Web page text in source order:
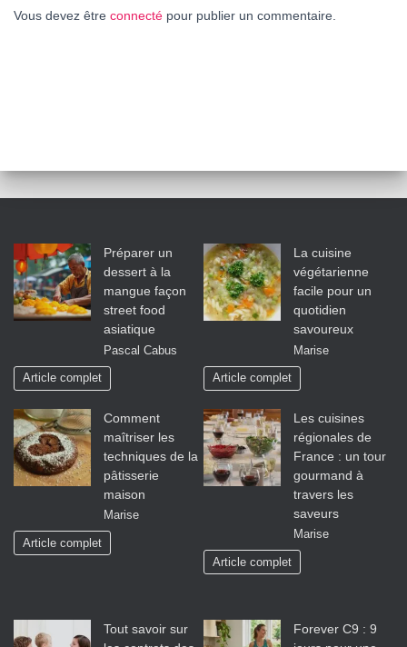
Vous devez être connecté pour publier un commentaire.
Préparer un
dessert à la
mangue façon
street food
asiatique
Pascal Cabus
Article complet
La cuisine
végétarienne
facile pour un
quotidien
savoureux
Marise
Article complet
Comment
maîtriser les
techniques de la
pâtisserie
maison
Marise
Article complet
Les cuisines
régionales de
France : un tour
gourmand à
travers les
saveurs
Marise
Article complet
Tout savoir sur
Forever C9 : 9